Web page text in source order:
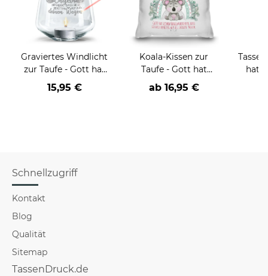
Graviertes Windlicht
zur Taufe - Gott hat
seinen Engeln - mit
Name
15,95 €
Koala-Kissen zur
Taufe - Gott hat
befohlen - mit Name
und Datum
ab 16,95 €
Tasse
hat
Schnellzugriff
Kontakt
Blog
Qualität
Sitemap
TassenDruck.de